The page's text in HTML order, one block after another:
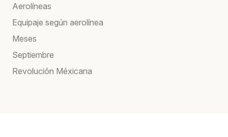
Aerolíneas
Equipaje según aerolínea
Meses
Septiembre
Revolución Méxicana